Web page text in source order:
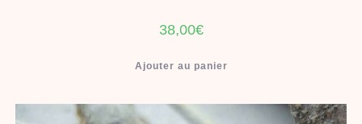
38,00€
Ajouter au panier